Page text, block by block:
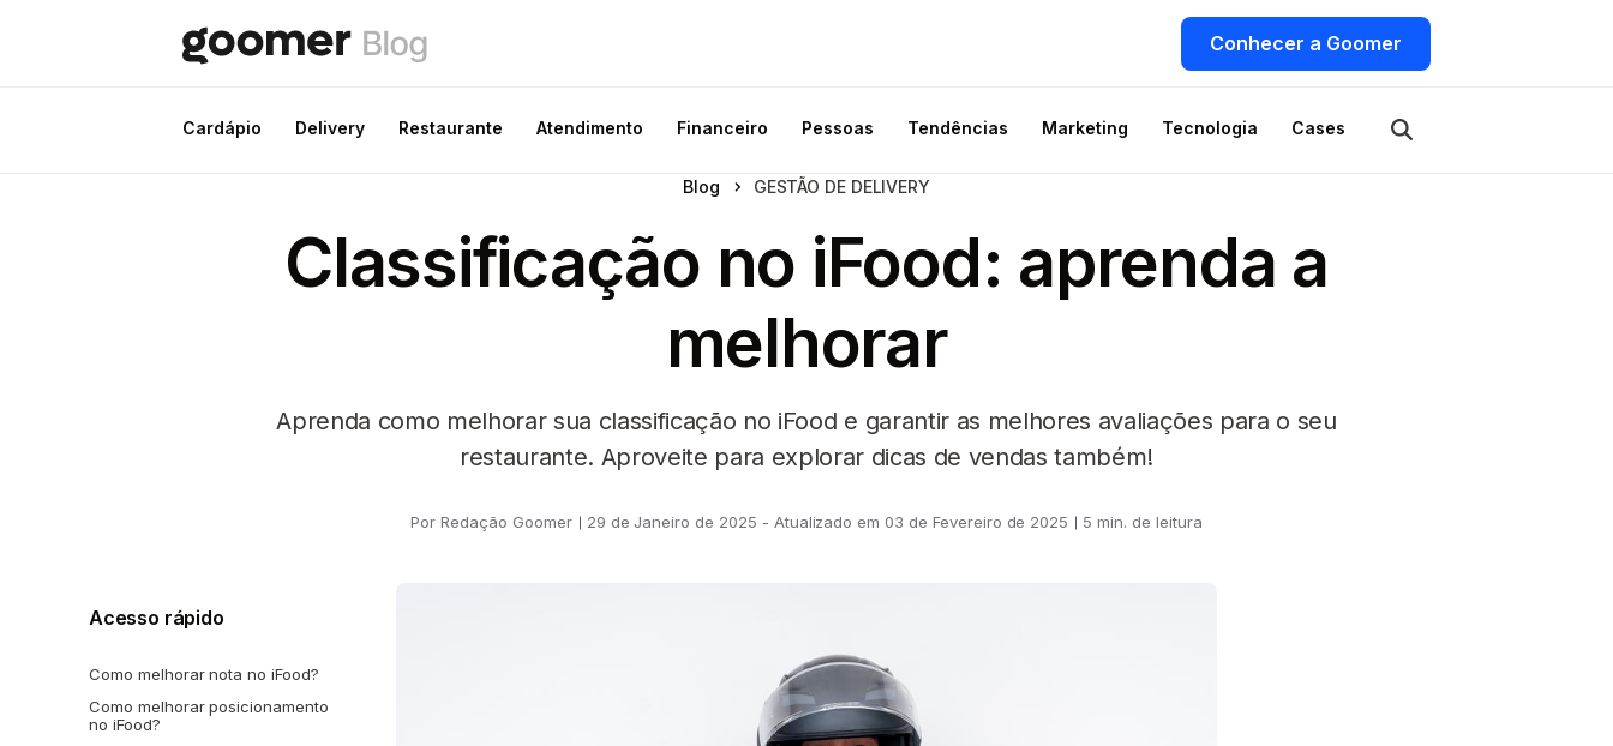
Conhecer a Goomer
Cardápio Delivery Restaurante Atendimento Financeiro Pessoas Tendências Marketing Tecnologia Cases
Blog GESTÃO DE DELIVERY
Classificação no iFood: aprenda a
melhorar
Aprenda como melhorar sua classificação no iFood e garantir as melhores avaliações para o seu
restaurante. Aproveite para explorar dicas de vendas também!
Por Redação Goomer 29 de Janeiro de 2025 - Atualizado em 03 de Fevereiro de 2025 5 min. de leitura
Acesso rápido
Como melhorar nota no iFood?
Como melhorar posicionamento
no iFood?